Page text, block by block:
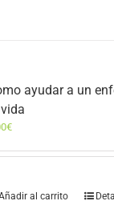
ayudar a un
€
al carrito